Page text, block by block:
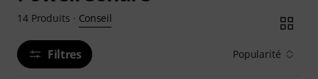
14 Produits · Conseil
Filtres Popularité